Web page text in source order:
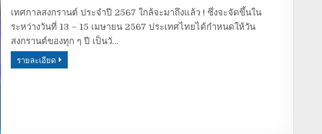
เทศกาลสงกรานต์ ประจำปี 2567 ใกล้จะมาถึงแล้ว ! ซึ่งจะจัดขึ้นใน
ระหว่างวันที่ 13 – 15 เมษายน 2567 ประเทศไทยได้กำหนดให้วัน
สงกรานต์ของทุก ๆ ปี เป็นวั…
รายละเอียด